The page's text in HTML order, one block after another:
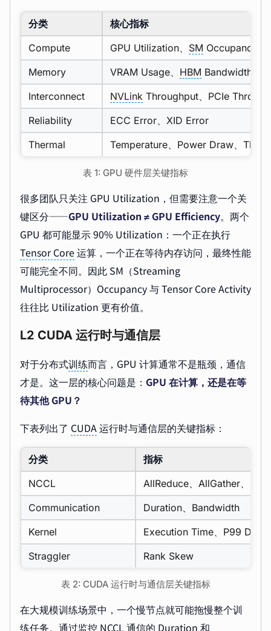
分类
核心指标
Compute
GPU Utilization、 SM Occupancy
Memory
VRAM Usage、 HBM Bandwidth
Interconnect
NVLink Throughput、PCIe
Reliability
ECC Error、XID Error
Thermal
Temperature、Power Draw、
表 1: GPU 硬件层关键指标
很多团队只关注 GPU Utilization，但需要注意一个关
键区分——GPU Utilization ≠ GPU Efficiency。两个
GPU 都可能显示 90% Utilization：一个正在执行
Tensor Core运算，一个正在等待内存访问，最终性能
可能完全不同。因此 SM（Streaming
Multiprocessor）Occupancy 与 Tensor Core Activity
往往比 Utilization 更有价值。
L2 CUDA 运行时与通信层
对于分布式训练而言，GPU 计算通常不是瓶颈，通信
才是。这一层的核心问题是： GPU 在计算，还是在等
待其他 GPU？
下表列出了 CUDA运行时与通信层的关键指标：
分类
指标
NCCL
AllReduce、AllGather、
Communication
Duration、Bandwidth
Kernel
Execution Time、P99
Straggler
Rank Skew
表 2: CUDA 运行时与通信层关键指标
在大规模训练场景中，一个慢节点就可能拖慢整个训
练任务。通过监控 NCCL 通信的 Duration 和